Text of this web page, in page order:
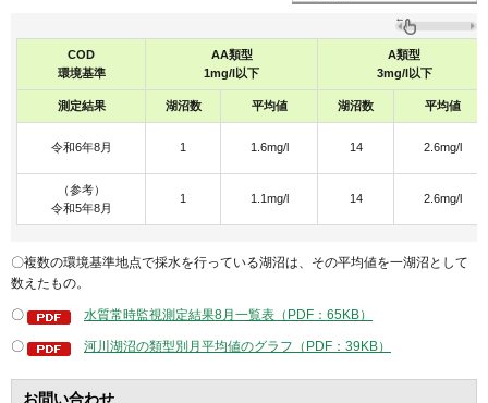
COD
環境基準
AA類型
1mg/l以下
A類型
3mg/l以下
測定結果 湖沼数 平均値 湖沼数 平均値
令和6年8月 1 1.6mg/l 14 2.6mg/l
（参考）
令和5年8月
1 1.1mg/l 14 2.6mg/l
〇複数の環境基準地点で採水を行っている湖沼は、その平均値を一湖沼として
数えたもの。
〇 水質常時監視測定結果8月一覧表（PDF：65KB）
〇 河川湖沼の類型別月平均値のグラフ（PDF：39KB）
お問い合わせ